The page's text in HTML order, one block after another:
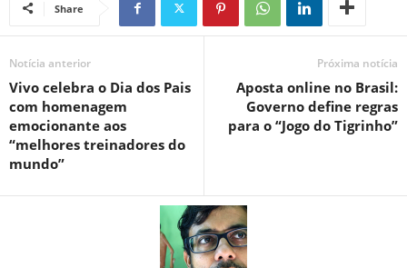
Share
Notícia anterior
Vivo celebra o Dia dos Pais
com homenagem
emocionante aos
“melhores treinadores do
mundo”
Próxima notícia
Aposta online no Brasil:
Governo define regras
para o “Jogo do Tigrinho”